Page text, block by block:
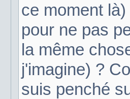
ce moment
pour ne pas
la même
j'imagine) ?
suis penché